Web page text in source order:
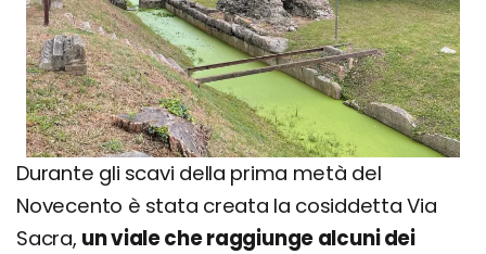
Durante gli scavi della prima metà del
Novecento è stata creata la cosiddetta Via
Sacra, un viale che raggiunge alcuni dei